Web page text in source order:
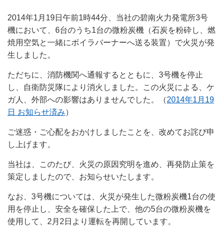
2014年1月19日午前1時44分、当社の碧南火力発電所3号
機において、6台のうち1台の微粉炭機（石炭を粉砕し、燃
焼用空気と一緒にボイラバーナーへ送る装置）で火災が発
生しました。
ただちに、消防機関へ通報するとともに、3号機を停止
し、自衛防災隊により消火しました。この火災による、ケ
ガ人、外部への影響はありませんでした。（2014年1月19
日 お知らせ済み）
ご迷惑・ご心配をおかけしましたことを、改めてお詫び申
し上げます。
当社は、このたび、火災の原因究明を進め、再発防止策を
策定しましたので、お知らせいたします。
なお、3号機については、火災が発生した微粉炭機1台の使
用を停止し、安全を確保した上で、他の5台の微粉炭機を
使用して、2月2日より運転を再開しています。